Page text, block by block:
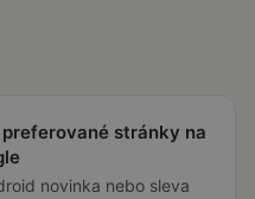
stránky na
novinka nebo sleva